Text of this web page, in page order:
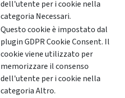
dell'utente per i cookie nella
categoria Necessari.
Questo cookie è impostato dal
plugin GDPR Cookie Consent. Il
cookie viene utilizzato per
memorizzare il consenso
dell'utente per i cookie nella
categoria Altro.